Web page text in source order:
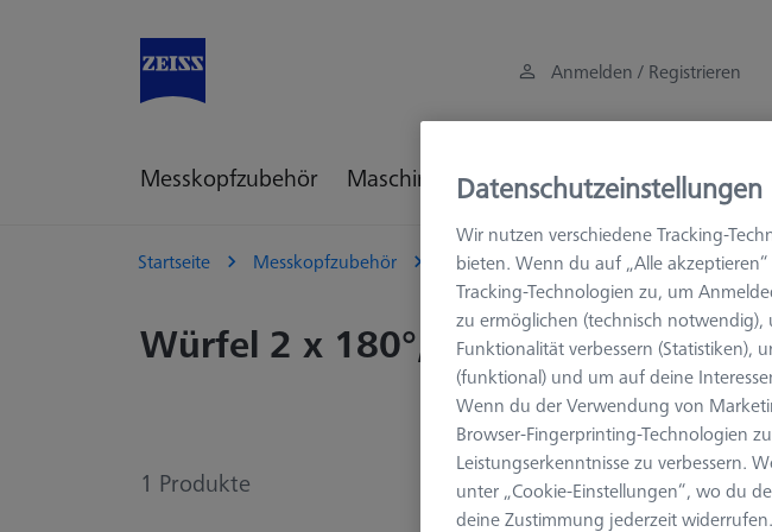
Anmelden / Registrieren
Messkopfzubehör Maschinenzubehör Messraum-Zubehör
Startseite Messkopfzubehör KMG Verbindungselemente M3 XXT
Würfel 2 x 180°, M3 XXT
1 Produkte
Datenschutzeinstellungen
Wir nutzen verschiedene Tracking-
bieten. Wenn du auf „Alle
Tracking-Technologien zu, um
zu ermöglichen (technisch notwendig),
Funktionalität verbessern (Statistiken),
(funktional) und um auf deine
Wenn du der Verwendung von
Browser-Fingerprinting-Technologien
Leistungserkenntnisse zu verbessern.
unter „Cookie-Einstellungen“, wo du
deine Zustimmung jederzeit widerrufen.